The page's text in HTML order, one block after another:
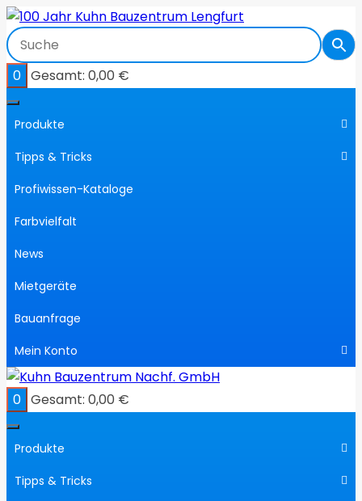
Zum
Inhalt
springen
0 Gesamt: 0,00 €
Produkte
Tipps & Tricks
Profiwissen-Kataloge
Farbvielfalt
News
Mietgeräte
Bauanfrage
Mein Konto
0 Gesamt: 0,00 €
Produkte
Tipps & Tricks